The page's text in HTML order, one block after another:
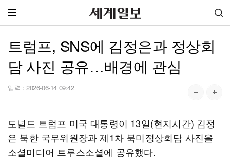
트럼프, SNS에 김정은과 정상회
담 사진 공유…배경에 관심
입력 : 2026-06-14 09:42
도널드 트럼프 미국 대통령이 13일(현지시간) 김정
은 북한 국무위원장과 제1차 북미정상회담 사진을
소셜미디어 트루스소셜에 공유했다.